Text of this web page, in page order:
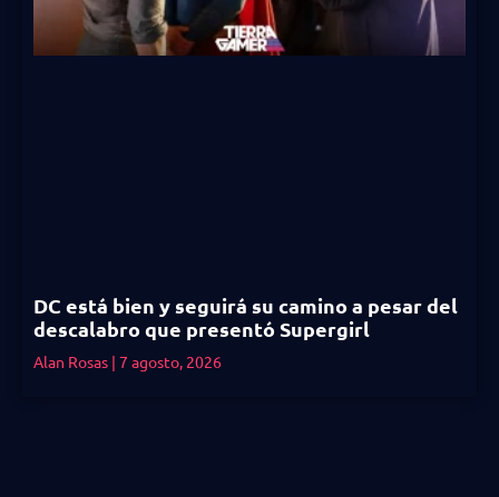
DC está bien y seguirá su camino a pesar del
descalabro que presentó Supergirl
Alan Rosas 7 agosto, 2026